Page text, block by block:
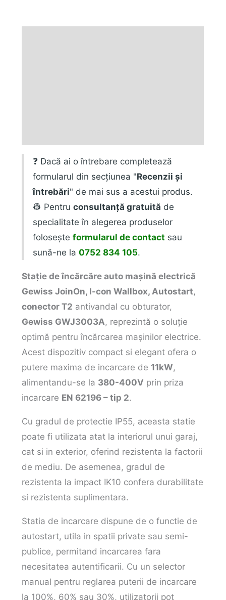
❓ Dacă ai o întrebare completează
formularul din secțiunea "Recenzii și
întrebări" de mai sus a acestui produs.
👷 Pentruconsultanță gratuită de
specialitate în alegerea produselor
foloseșteformularul de contact sau
sună-ne la0752 834 105.
Stație de încărcăre auto mașină electrică
Gewiss JoinOn, I-con Wallbox, Autostart,
conector T2 antivandal cu obturator,
Gewiss GWJ3003A, reprezintă o soluție
optimă pentru încărcarea mașinilor electrice.
Acest dispozitiv compact si elegant ofera o
putere maxima de incarcare de 11kW,
alimentandu-se la 380-400V prin priza
incarcare EN 62196 – tip 2.
Cu gradul de protectie IP55, aceasta statie
poate fi utilizata atat la interiorul unui garaj,
cat si in exterior, oferind rezistenta la factorii
de mediu. De asemenea, gradul de
rezistenta la impact IK10 confera durabilitate
si rezistenta suplimentara.
Statia de incarcare dispune de o functie de
autostart, utila in spatii private sau semi-
publice, permitand incarcarea fara
necesitatea autentificarii. Cu un selector
manual pentru reglarea puterii de incarcare
la 100%, 60% sau 30%, utilizatorii pot